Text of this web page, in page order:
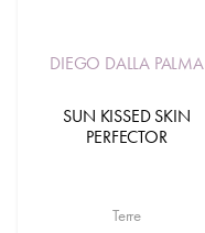
DIEGO DALLA PALMA
SUN KISSED SKIN
PERFECTOR
Terre